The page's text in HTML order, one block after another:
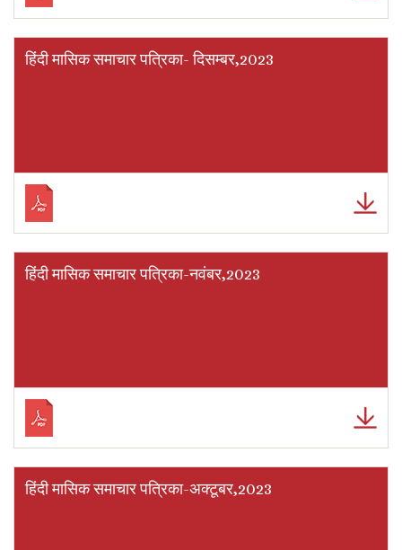
हिंदी मासिक समाचार पत्रिका- दिसम्बर,2023
हिंदी मासिक समाचार पत्रिका-नवंबर,2023
हिंदी मासिक समाचार पत्रिका-अक्टूबर,2023